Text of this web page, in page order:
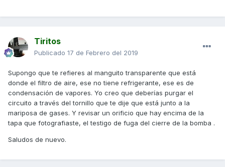
Tiritos
Publicado 17 de Febrero del 2019
Supongo que te refieres al manguito transparente que está
donde el filtro de aire, ese no tiene refrigerante, ese es de
condensación de vapores. Yo creo que deberías purgar el
circuito a través del tornillo que te dije que está junto a la
mariposa de gases. Y revisar un orificio que hay encima de la
tapa que fotografiaste, el testigo de fuga del cierre de la bomba .
Saludos de nuevo.